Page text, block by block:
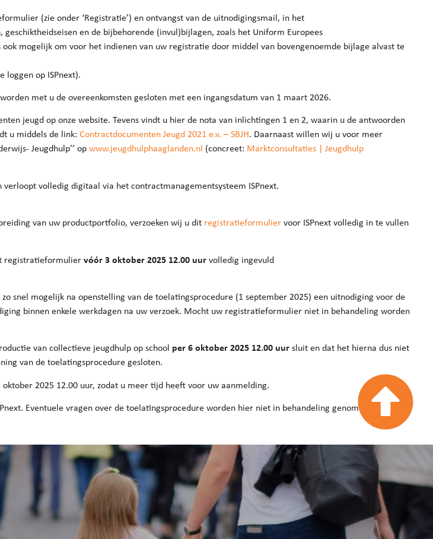
(zie onder ‘Registratie’) en ontvangst van de uitnodigingsmail, in het
en de bijbehorende (invul)bijlagen, zoals het Uniform Europees
mogelijk om voor het indienen van uw registratie door middel van bovengenoemde bijlage alvast te
loggen op ISPnext).
met u de overeenkomsten gesloten met een ingangsdatum van 1 maart 2026.
jeugd op onze website. Tevens vindt u hier de nota van inlichtingen 1 en 2, waarin u de antwoorden
u middels de link: Contractdocumenten Jeugd 2021 e.v. – SBJH. Daarnaast willen wij u voor meer
Jeugdhulp’’ op www.jeugdhulphaaglanden.nl (concreet: Marktconsultaties | Jeugdhulp
volledig digitaal via het contractmanagementsysteem ISPnext.
van uw productportfolio, verzoeken wij u dit registratieformulier voor ISPnext volledig in te vullen
registratieformulier vóór 3 oktober 2025 12.00 uur volledig ingevuld
snel mogelijk na openstelling van de toelatingsprocedure (1 september 2025) een uitnodiging voor de
binnen enkele werkdagen na uw verzoek. Mocht uw registratieformulier niet in behandeling worden
van collectieve jeugdhulp op school per 6 oktober 2025 12.00 uur sluit en dat het hierna dus niet
van de toelatingsprocedure gesloten.
2025 12.00 uur, zodat u meer tijd heeft voor uw aanmelding.
Eventuele vragen over de toelatingsprocedure worden hier niet in behandeling genomen, maar